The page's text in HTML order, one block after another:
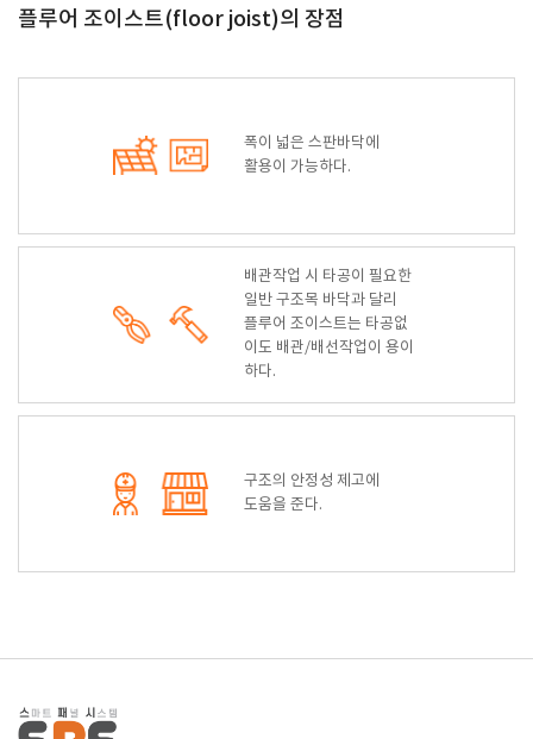
플루어 조이스트(floor joist)의 장점
폭이 넓은 스판바닥에
활용이 가능하다.
배관작업 시 타공이 필요한
일반 구조목 바닥과 달리
플루어 조이스트는 타공없
이도 배관/배선작업이 용이
하다.
구조의 안정성 제고에
도움을 준다.